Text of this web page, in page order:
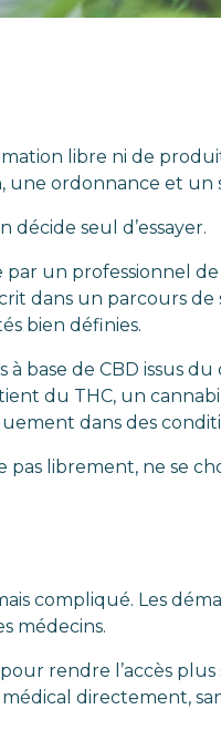
libre ni de
une ordonnance et un
seul d’essayer.
par un professionnel
dans un parcours de
bien définies.
base de CBD issus du
du THC, un
dans des
pas librement, ne se
compliqué. Les
médecins.
rendre l’accès
directement,